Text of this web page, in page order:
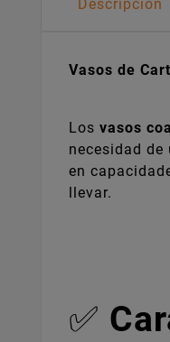
Descripción
Vasos de
Los vasos
necesidad
en
llevar.
✅